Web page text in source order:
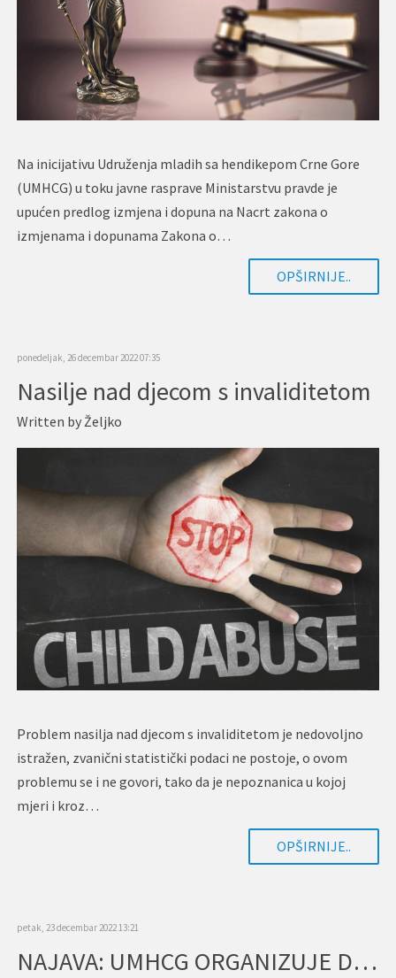
Na inicijativu Udruženja mladih sa hendikepom Crne Gore
(UMHCG) u toku javne rasprave Ministarstvu pravde je
upućen predlog izmjena i dopuna na Nacrt​ zakona o
izmjenama i dopunama Zakona o…
OPŠIRNIJE..
ponedeljak, 26 decembar 2022 07:35
Nasilje nad djecom s invaliditetom
Written byŽeljko
Problem nasilja nad djecom s invaliditetom je nedovoljno
istražen, zvanični statistički podaci ne postoje, o ovom
problemu se i ne govori, tako da je nepoznanica u kojoj
mjeri i kroz…
OPŠIRNIJE..
petak, 23 decembar 2022 13:21
NAJAVA: UMHCG ORGANIZUJE DVODNEVNU KONFERENCIJU O ZABRANI DISKRIMINACIJE OSI S OSVRTOM NA ZAKONSKU REGULATIVU U OBLASTI ZAŠTITE PRAVA DJECE I PORODIČNOG ŽIVOTA